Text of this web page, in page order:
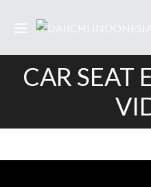
CAR SEAT